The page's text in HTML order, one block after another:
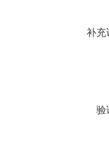
补充
验